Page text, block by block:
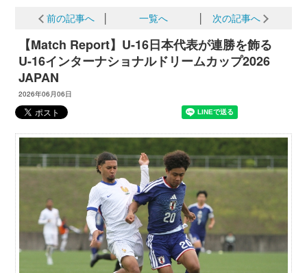
前の記事へ 一覧へ 次の記事へ
【Match Report】U-16日本代表が連勝を飾る
U-16インターナショナルドリームカップ2026
JAPAN
2026年06月06日